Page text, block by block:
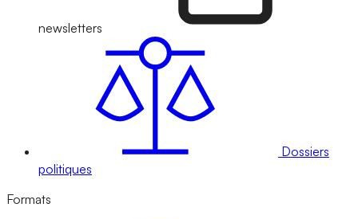
newsletters
Dossiers
politiques
Formats